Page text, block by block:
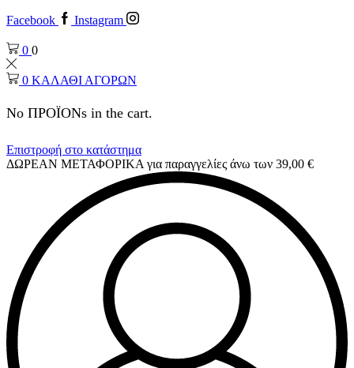
Facebook Instagram
0 0
0 ΚΑΛΑΘΙ ΑΓΟΡΩΝ
No ΠΡΟΪΟΝs in the cart.
Επιστροφή στο κατάστημα
ΔΩΡΕΑΝ ΜΕΤΑΦΟΡΙΚΑ για παραγγελίες άνω των 39,00 €